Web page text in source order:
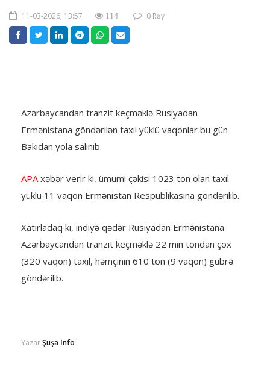
11-03-2026, 13:57 114 0 Rəy
Azərbaycandan tranzit keçməklə Rusiyadan
Ermənistana göndərilən taxıl yüklü vaqonlar bu gün
Bakıdan yola salınıb.
APAxəbər verir ki, ümumi çəkisi 1023 ton olan taxıl
yüklü 11 vaqon Ermənistan Respublikasına göndərilib.
Xatırladaq ki, indiyə qədər Rusiyadan Ermənistana
Azərbaycandan tranzit keçməklə 22 min tondan çox
(320 vaqon) taxıl, həmçinin 610 ton (9 vaqon) gübrə
göndərilib.
YazarŞuşa İnfo